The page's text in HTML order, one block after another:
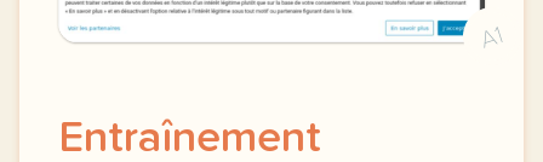
A1
Entraînement